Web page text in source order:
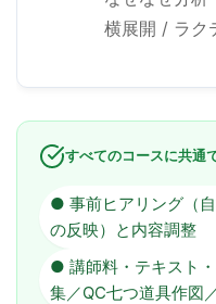
横展開 / ラク
すべてのコースに共通
● 事前ヒアリング（
の反映）と内容調整
● 講師料・テキスト
集／QC七つ道具作図